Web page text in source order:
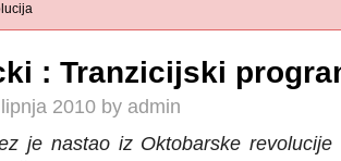
: Tranzicijski
2010 by admin
je nastao iz Oktobarske